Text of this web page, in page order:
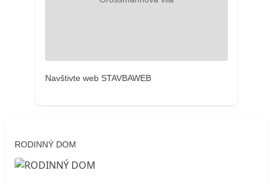
Navštivte web STAVBAWEB
RODINNÝ DOM